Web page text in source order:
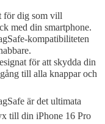
för dig som vill
med din smartphone.
kompatibiliteten
för att skydda din
till alla knappar och
är det ultimata
till din iPhone 16 Pro